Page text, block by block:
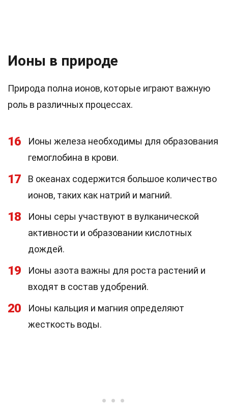
Ионы в природе
Природа полна ионов, которые играют важную
роль в различных процессах.
16
Ионы железа необходимы для образования
гемоглобина в крови.
17
В океанах содержится большое количество
ионов, таких как натрий и магний.
18
Ионы серы участвуют в вулканической
активности и образовании кислотных
дождей.
19
Ионы азота важны для роста растений и
входят в состав удобрений.
20
Ионы кальция и магния определяют
жесткость воды.